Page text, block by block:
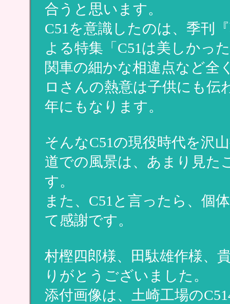
合うと思います。
C51を意識したのは、季刊
よる特集「C51は美しかっ
関車の細かな相違点など全
ロさんの熱意は子供にも伝
年にもなります。
そんなC51の現役時代を沢
道での風景は、あまり見た
す。
また、C51と言ったら、個
て感謝です。
村樫四郎様、田駄雄作様、
りがとうございました。
添付画像は、土崎工場の